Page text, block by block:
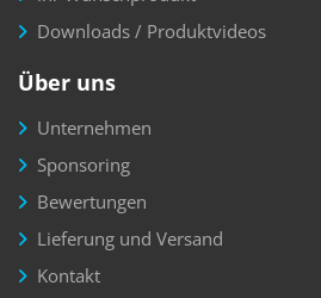
Downloads / Produktvideos
Über uns
Unternehmen
Sponsoring
Bewertungen
Lieferung und Versand
Kontakt